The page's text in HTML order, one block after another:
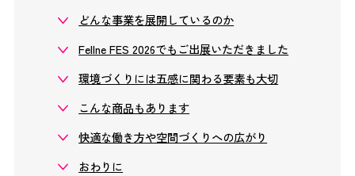
どんな事業を展開しているのか
Fellne FES 2026でもご出展いただきました
環境づくりには五感に関わる要素も大切
こんな商品もあります
快適な働き方や空間づくりへの広がり
おわりに